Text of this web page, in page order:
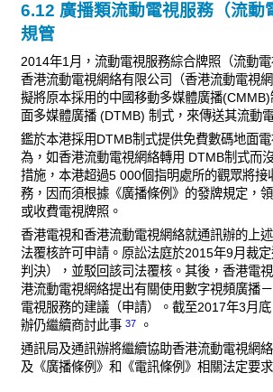
6.12 廣播類流動電視服務（流動
規管
2014年1月，流動電視服務綜合牌照（流動
香港流動電視網絡有限公司（香港流動電視
擬將原本採用的中國移動多媒體廣播
面多媒體廣播 (DTMB) 制式，來傳送其流動
鑑於本港採用DTMB制式提供免費數碼地面
為，如香港流動電視網絡轉用 DTMB制式而
措施，本港超過5 000個指明處所的觀眾將接
務，因而須根據《廣播條例》的發牌規定，
或收費電視牌照。
香港電視和香港流動電視網絡就通訊辦的上
法覆核許可申請。原訟法庭於2015年9月裁
判決），並駁回該司法覆核。其後，香港電
港流動電視網絡提出有關使用數字視頻廣播
電視服務的建議（申請）。截至2017年3月
辦仍繼續商討此事 37
。
通訊局及通訊辦將繼續協助香港流動電視網
及《廣播條例》和《電訊條例》相關法定要